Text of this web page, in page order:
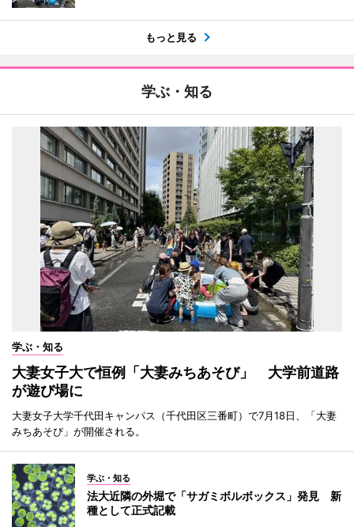
もっと見る
学ぶ・知る
学ぶ・知る
大妻女子大で恒例「大妻みちあそび」 大学前道路
が遊び場に
大妻女子大学千代田キャンパス（千代田区三番町）で7月18日、「大妻
みちあそび」が開催される。
学ぶ・知る
法大近隣の外堀で「サガミボルボックス」発見 新
種として正式記載